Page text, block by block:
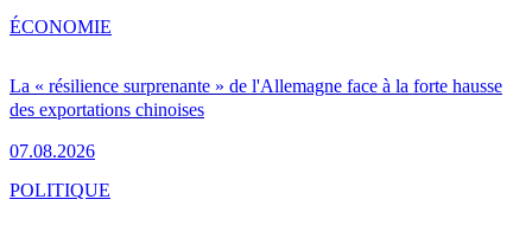
La « résilience surprenante » de l'Allemagne face à la forte hausse
des exportations chinoises
07.08.2026
ÉCONOMIE
POLITIQUE